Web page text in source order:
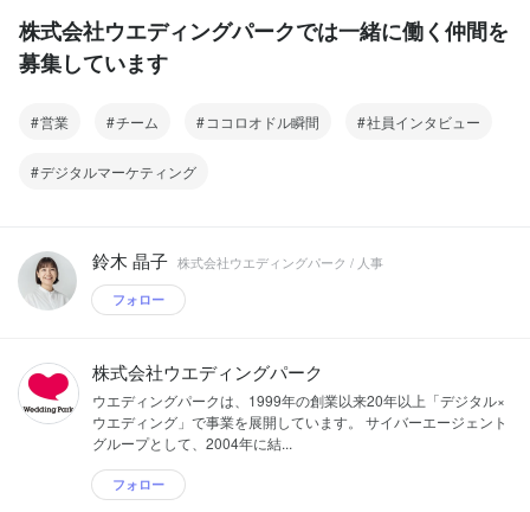
株式会社ウエディングパークでは一緒に働く仲間を
募集しています
営業 チーム ココロオドル瞬間 社員インタビュー
デジタルマーケティング
鈴木 晶子 株式会社ウエディングパーク / 人事
フォロー
株式会社ウエディングパーク
ウエディングパークは、1999年の創業以来20年以上「デジタル×
ウエディング」で事業を展開しています。 サイバーエージェント
グループとして、2004年に結...
フォロー